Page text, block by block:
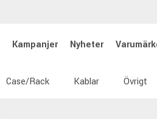
Kampanjer Nyheter
Case/Rack Kablar Övrigt